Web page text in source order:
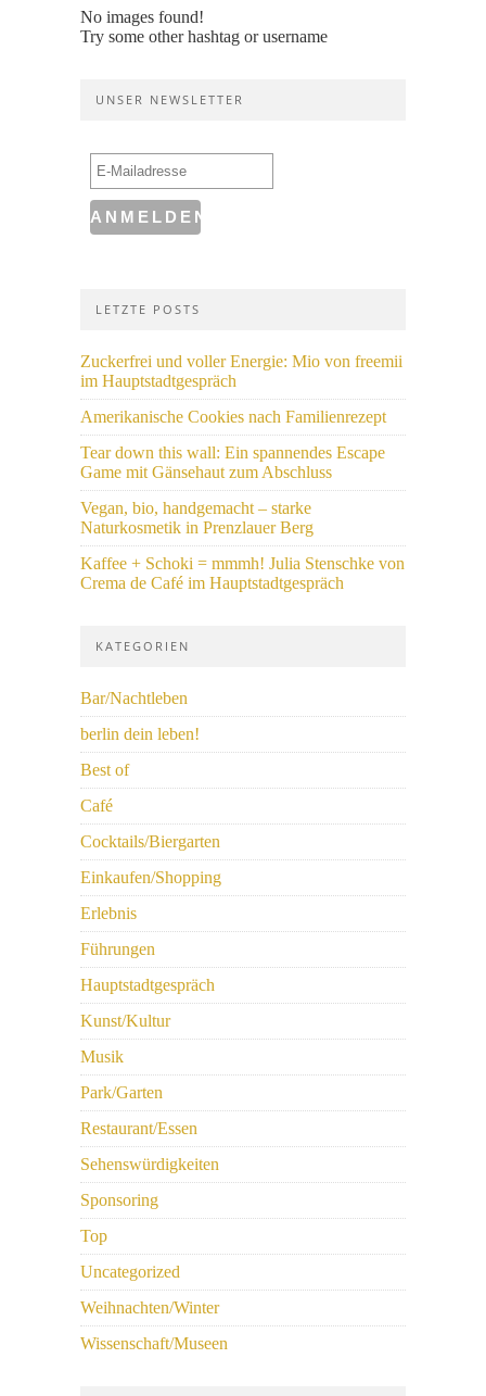
No images found!
Try some other hashtag or username
UNSER NEWSLETTER
LETZTE POSTS
Zuckerfrei und voller Energie: Mio von freemii
im Hauptstadtgespräch
Amerikanische Cookies nach Familienrezept
Tear down this wall: Ein spannendes Escape
Game mit Gänsehaut zum Abschluss
Vegan, bio, handgemacht – starke
Naturkosmetik in Prenzlauer Berg
Kaffee + Schoki = mmmh! Julia Stenschke von
Crema de Café im Hauptstadtgespräch
KATEGORIEN
Bar/Nachtleben
berlin dein leben!
Best of
Café
Cocktails/Biergarten
Einkaufen/Shopping
Erlebnis
Führungen
Hauptstadtgespräch
Kunst/Kultur
Musik
Park/Garten
Restaurant/Essen
Sehenswürdigkeiten
Sponsoring
Top
Uncategorized
Weihnachten/Winter
Wissenschaft/Museen